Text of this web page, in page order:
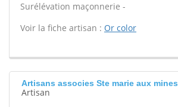
Surélévation maçonnerie -
Voir la fiche artisan : Or color
Artisans associes Ste marie aux mines
Artisan